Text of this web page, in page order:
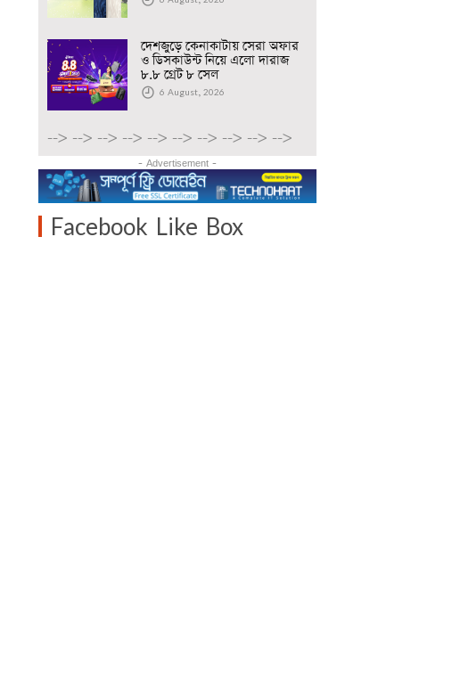
দেশজুড়ে কেনাকাটায় সেরা অফার
ও ডিসকাউন্ট নিয়ে এলো দারাজ
৮.৮ গ্রেট ৮ সেল
6 August, 2026
--> --> --> --> --> --> --> --> --> -->
- Advertisement -
Facebook Like Box